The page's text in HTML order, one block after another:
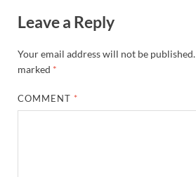
Leave a Reply
Your email address will not be published.
marked *
COMMENT *